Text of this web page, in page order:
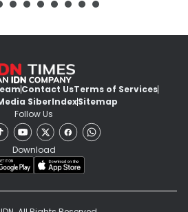
Contact UsTerms of Services
SiberIndexSitemap
Follow Us
Download